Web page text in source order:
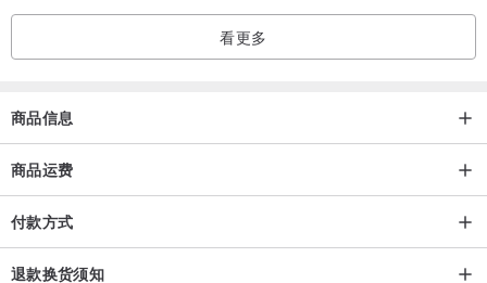
材质：94% 有机棉，6% 聚酯纤维（用于布料的基底）
尺寸：22cm x 56cm（戒指尺寸）
〇 带有有机棉协会[JOCA]的家庭印记。
该产品表明，JOCA会员公司以JOCA宪章为基础，致力于普及有机棉
产品，并以考虑到人类和环境的方式，利用日本的技术和情感来生产
有机棉产品。
看更多
商品信息
商品运费
付款方式
退款换货须知